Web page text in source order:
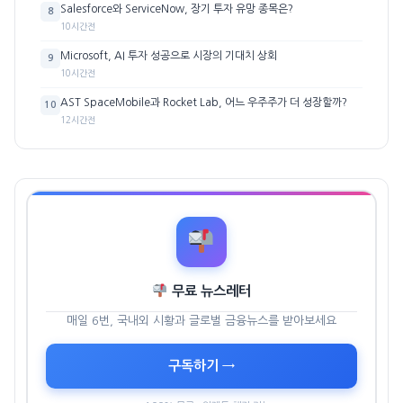
8 Salesforce와 ServiceNow, 장기 투자 유망 종목은?
10시간전
9 Microsoft, AI 투자 성공으로 시장의 기대치 상회
10시간전
10 AST SpaceMobile과 Rocket Lab, 어느 우주주가 더 성장할까?
12시간전
무료 뉴스레터
매일 6번, 국내외 시황과 글로벌 금융뉴스를 받아보세요
구독하기 →